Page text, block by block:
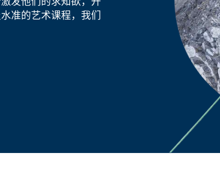
准的艺术课程，我们